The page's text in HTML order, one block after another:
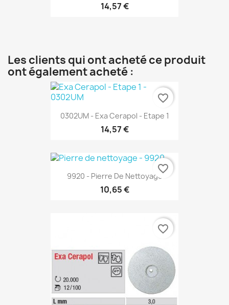
14,57 €
Les clients qui ont acheté ce produit
ont également acheté :
0302UM - Exa Cerapol - Etape 1
14,57 €
favorite_border
9920 - Pierre De Nettoyage
10,65 €
favorite_border
favorite_border